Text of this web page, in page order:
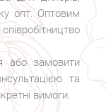
опт. Оптовим
або замовити
та
вимоги.